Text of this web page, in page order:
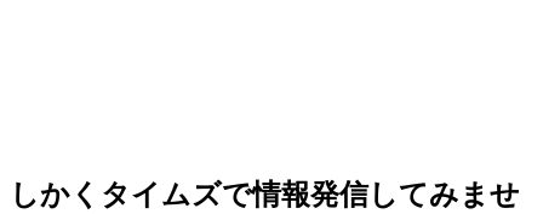
しかくタイムズで情報発信してみませ